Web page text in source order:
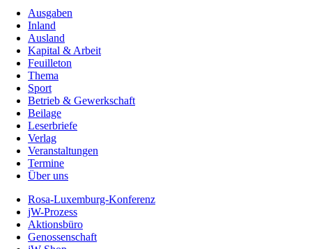
Ausgaben
Inland
Ausland
Kapital & Arbeit
Feuilleton
Thema
Sport
Betrieb & Gewerkschaft
Beilage
Leserbriefe
Verlag
Veranstaltungen
Termine
Über uns
Rosa-Luxemburg-Konferenz
jW-Prozess
Aktionsbüro
Genossenschaft